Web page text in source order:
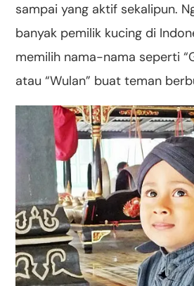
sampai yang aktif sekalipun.
banyak pemilik kucing di
memilih nama-nama seperti
atau “Wulan” buat teman